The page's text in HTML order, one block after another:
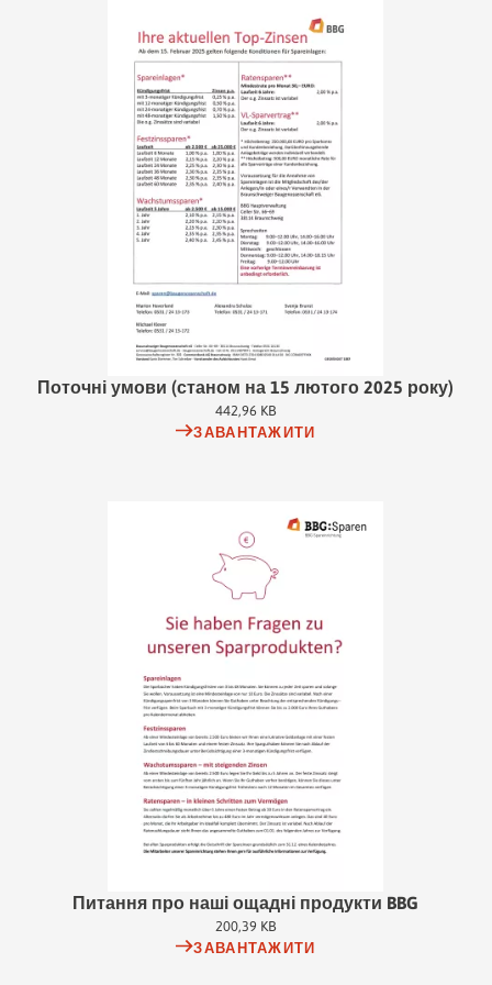
Розстрочка/ заощадження VL - маленькі кроки до активів
Ви сплачуєте фіксовану суму від 30 євро за договором про
заощадження в розстрочку щомісяця протягом 6 років. Крім того,
як працівник ви можете інвестувати до 480 євро на рік. Це 40
євро на місяць, які в ідеалі повністю сплачуватиме ваш
роботодавець. Відсоткова ставка є змінною. В кінці періоду
розстрочки накопичений залишок стає доступним для вас 1
Поточні умови (станом на 15 лютого 2025 року)
442,96 KB
ЗАВАНТАЖИТИ
Питання про наші ощадні продукти BBG
200,39 KB
ЗАВАНТАЖИТИ